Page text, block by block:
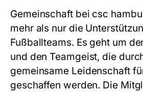
Gemeinschaft bei csc
mehr als nur die
Fußballteams. Es geht um
und den Teamgeist, die
gemeinsame Leidenschaft
geschaffen werden. Die